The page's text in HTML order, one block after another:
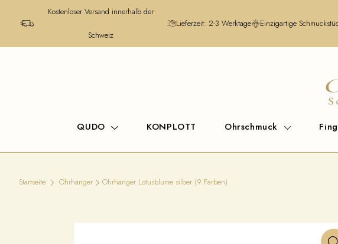
Kostenloser Versand innerhalb der
Schweiz
Lieferzeit: 2-3 Werktage Einzigartige
QUDO KONPLOTT Ohrschmuck
Startseite Ohrhänger Ohrhänger Lotusblume silber (9 Farben)